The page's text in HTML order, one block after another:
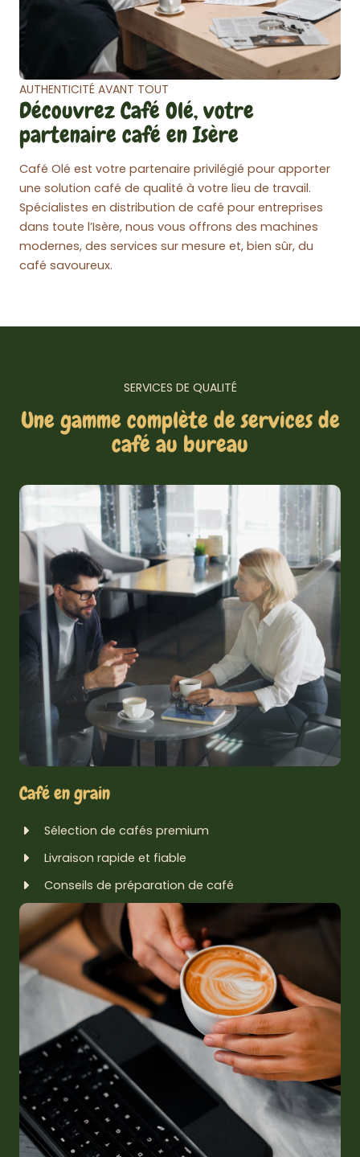
AUTHENTICITÉ AVANT TOUT
Découvrez Café Olé, votre
partenaire café en Isère
Café Olé est votre partenaire privilégié pour apporter
une solution café de qualité à votre lieu de travail.
Spécialistes en distribution de café pour entreprises
dans toute l’Isère, nous vous offrons des machines
modernes, des services sur mesure et, bien sûr, du
café savoureux.
SERVICES DE QUALITÉ
Une gamme complète de services de
café au bureau
Café en grain
Sélection de cafés premium
Livraison rapide et fiable
Conseils de préparation de café